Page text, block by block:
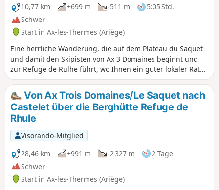
Dent d'Orlu mit seiner gut erkennbaren
Südwand zweifellos der markanteste ist.
Kuh- und Pferdeherden runden das Bild
auf angenehme Weise ab.
10,77 km
+699 m -511 m
5:05 Std.
Schwer
Start in Ax-les-Thermes (Ariège)
Eine herrliche Wanderung, die auf dem Plateau du Saquet
und damit den Skipisten von Ax 3 Domaines beginnt und
zur Refuge de Rulhe führt, wo Ihnen ein guter lokaler Rataf
gut tun wird. Sobald Sie den Gipfel der Station erreicht
haben, erwarten Sie lange Wüstenplateaus, bevor Sie in die
kargen Geröllfelder am Fuße des Rulhe eintauchen und
schließlich zur Refuge de Rulhe hinuntergleiten. Diese
erste Etappe ist wild und anspruchsvoll, da sie durch
Geröllfelder führt. Seien Sie vorsichtig beim Abstieg vom
Col de Lhasse, der sehr steil ist (aber der GR® ist gut
markiert).
Von Ax Trois Domaines/Le Saquet nach
Castelet über die Berghütte Refuge de
Rhule
Visorando-Mitglied
28,46 km
+991 m -2 327 m
2 Tage
Schwer
Start in Ax-les-Thermes (Ariège)